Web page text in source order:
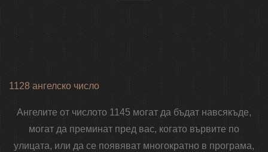
1128 ангелско число
Ангелите от числото 1145 могат да бъдат навсякъде,
могат да преминат пред вас, когато вървите по
улицата, или да се появяват многократно в програма,